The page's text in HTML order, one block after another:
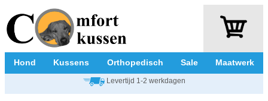
Hond Kussens Orthopedisch Sale Maatwerk
Levertijd 1-2 werkdagen